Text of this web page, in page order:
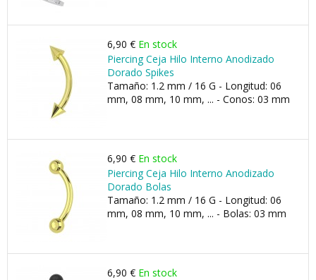
6,90 € En stock
Piercing Ceja Hilo Interno Anodizado
Dorado Spikes
Tamaño: 1.2 mm / 16 G - Longitud: 06
mm, 08 mm, 10 mm, ... - Conos: 03 mm
6,90 € En stock
Piercing Ceja Hilo Interno Anodizado
Dorado Bolas
Tamaño: 1.2 mm / 16 G - Longitud: 06
mm, 08 mm, 10 mm, ... - Bolas: 03 mm
6,90 € En stock